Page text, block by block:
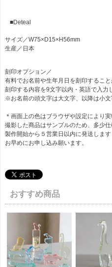
■Deteal
サイズ／W75×D15×H56mm
生産／日本
刻印オプション ／
有料でお名前や生年月日を刻印すること
刻印する内容を9文字以内・英語で入力
※お名前の頭文字は大文字、以降は小文
＊画面上の色はブラウザや設定により
撮影した商品はサンプルのため、多少
製作開始から５営業日以内に発送します
お早めにお申し込み願います。
おすすめ商品